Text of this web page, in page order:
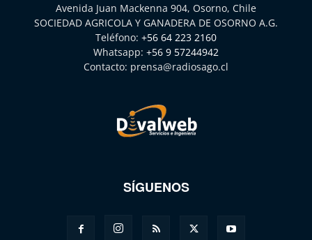
Avenida Juan Mackenna 904, Osorno, Chile
SOCIEDAD AGRICOLA Y GANADERA DE OSORNO A.G.
Teléfono: +56 64 223 2160
Whatsapp: +56 9 57244942
Contacto: prensa@radiosago.cl
SÍGUENOS